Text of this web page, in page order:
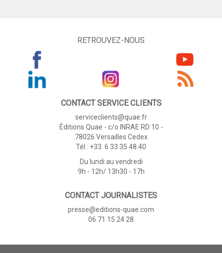
RETROUVEZ-NOUS
CONTACT SERVICE CLIENTS
serviceclients@quae.fr
Éditions Quae - c/o INRAE RD 10 -
78026 Versailles Cedex
Tél : +33 6 33 35 48 40
Du lundi au vendredi
9h - 12h/ 13h30 - 17h
CONTACT JOURNALISTES
presse@editions-quae.com
06 71 15 24 28